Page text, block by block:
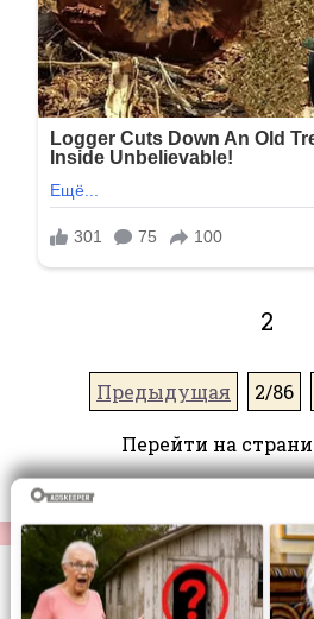
2
Предыдущая 2/86
Перейти на
© https://vse-knigi.org